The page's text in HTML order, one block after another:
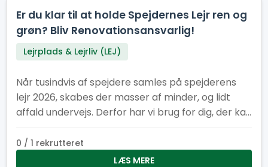
velfungerende lejr.
Er du klar til at holde Spejdernes Lejr ren og
grøn? Bliv Renovationsansvarlig!
Lejrplads & Lejrliv (LEJ)
Når tusindvis af spejdere samles på spejderens
lejr 2026, skabes der masser af minder, og lidt
affald undervejs. Derfor har vi brug for dig, der kan
bæredygtig
0 / 1 rekrutteret
LÆS MERE